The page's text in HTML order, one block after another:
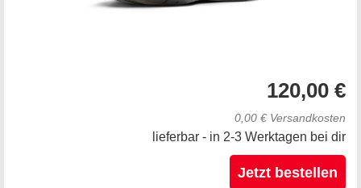
120,00 €
0,00 € Versandkosten
lieferbar - in 2-3 Werktagen bei dir
Jetzt bestellen